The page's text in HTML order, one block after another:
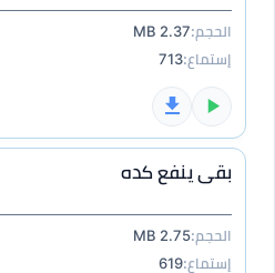
الحجم:2.37 MB
إستماع:713
بقى ينفع كده
الحجم:2.75 MB
إستماع:619